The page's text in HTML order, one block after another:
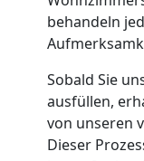
behandeln
Sobald Sie
ausfüllen,
von unseren
Dieser